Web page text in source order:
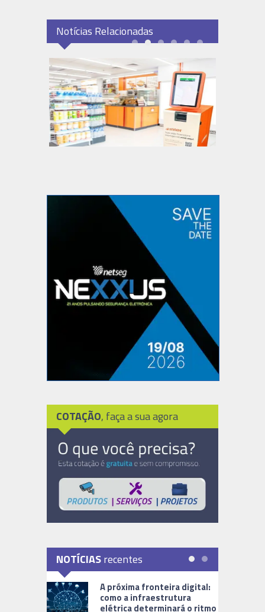
Notícias Relacionadas
COTAÇÃO, faça a sua agora
NOTÍCIASrecentes
A próxima fronteira digital:
como a infraestrutura
elétrica determinará o ritmo